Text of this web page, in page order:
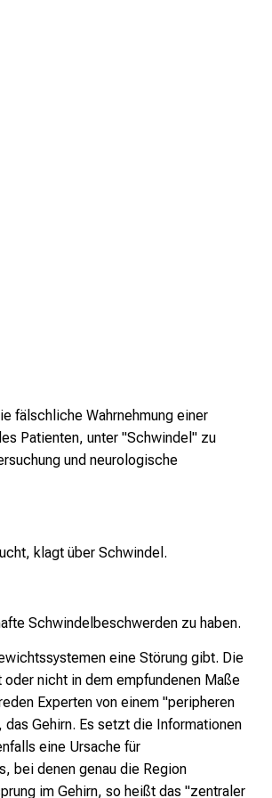
fälschliche Wahrnehmung einer
Patienten, unter "Schwindel" zu
und neurologische
klagt über Schwindel.
Schwindelbeschwerden zu haben.
eine Störung gibt. Die
nicht in dem empfundenen Maße
Experten von einem "peripheren
Gehirn. Es setzt die Informationen
eine Ursache für
bei denen genau die Region
im Gehirn, so heißt das "zentraler